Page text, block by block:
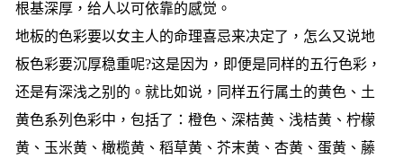
根基深厚，给人以可依靠的感觉。
地板的色彩要以女主人的命理喜忌来决定了，怎么又说地
板色彩要沉厚稳重呢?这是因为，即便是同样的五行色彩，
还是有深浅之别的。就比如说，同样五行属土的黄色、土
黄色系列色彩中，包括了：橙色、深桔黄、浅桔黄、柠檬
黄、玉米黄、橄榄黄、稻草黄、芥末黄、杏黄、蛋黄、藤